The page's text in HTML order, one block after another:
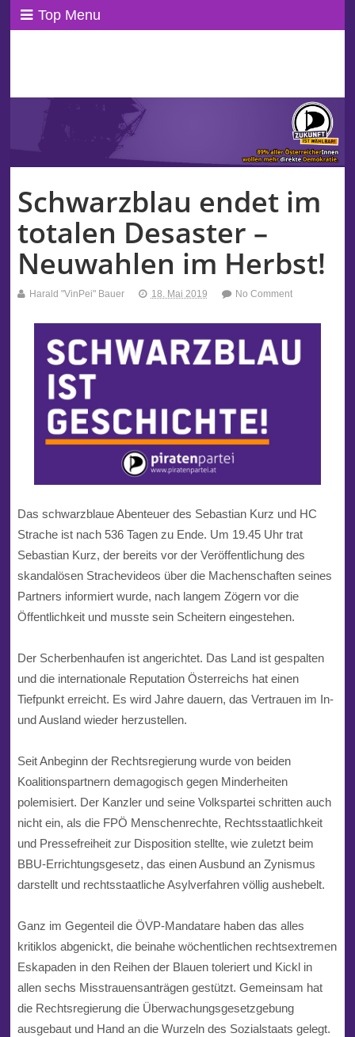
Top Menu
Schwarzblau endet im
totalen Desaster –
Neuwahlen im Herbst!
Harald "VinPei" Bauer 18. Mai 2019 No Comment
Das schwarzblaue Abenteuer des Sebastian Kurz und HC
Stracheist nach 536 Tagen zu Ende. Um 19.45 Uhr trat
Sebastian Kurz, der bereits vor der Veröffentlichung des
skandalösen Strachevideos über die Machenschaften seines
Partners informiert wurde, nach langem Zögern vor die
Öffentlichkeit und musste sein Scheitern eingestehen.
Der Scherbenhaufen ist angerichtet. Das Land ist gespalten
und die internationale Reputation Österreichs hat einen
Tiefpunkt erreicht. Es wird Jahre dauern, das Vertrauen im In-
und Ausland wieder herzustellen.
Seit Anbeginn der Rechtsregierung wurde von beiden
Koalitionspartnern demagogisch gegen Minderheiten
polemisiert. Der Kanzler und seine Volksparteischritten auch
nicht ein, als die FPÖ Menschenrechte, Rechtsstaatlichkeit
und Pressefreiheit zur Disposition stellte, wie zuletzt beim
BBU-Errichtungsgesetz, das einen Ausbund an Zynismus
darstellt und rechtsstaatliche Asylverfahren völlig aushebelt.
Ganz im Gegenteil die ÖVP-Mandatare haben das alles
kritiklos abgenickt, die beinahe wöchentlichen rechtsextremen
Eskapaden in den Reihen der Blauen toleriert und Kickl in
allen sechs Misstrauensanträgen gestützt. Gemeinsam hat
die Rechtsregierung die Überwachungsgesetzgebung
ausgebaut und Hand an die Wurzeln des Sozialstaats gelegt.